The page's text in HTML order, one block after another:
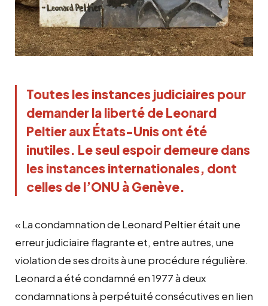
Toutes les instances judiciaires pour
demander la liberté de Leonard
Peltier aux États-Unis ont été
inutiles. Le seul espoir demeure dans
les instances internationales, dont
celles de l’ONU à Genève.
« La condamnation de Leonard Peltier était une
erreur judiciaire flagrante et, entre autres, une
violation de ses droits à une procédure régulière.
Leonard a été condamné en 1977 à deux
condamnations à perpétuité consécutives en lien